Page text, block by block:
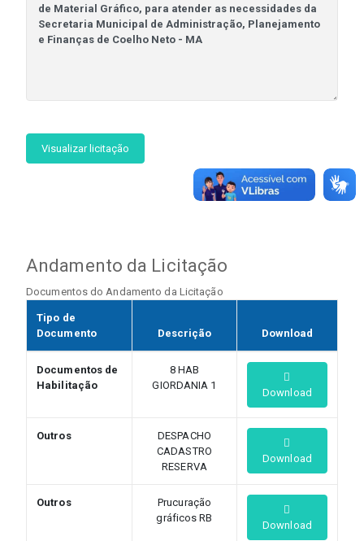
Visualizar licitação
Andamento da Licitação
Documentos do Andamento da Licitação
Tipo de
Documento
Descrição Download
Documentos de
Habilitação
8 HAB
GIORDANIA 1
Download
Outros
DESPACHO
CADASTRO
RESERVA
Download
Outros
Prucuração
gráficos RB
Download